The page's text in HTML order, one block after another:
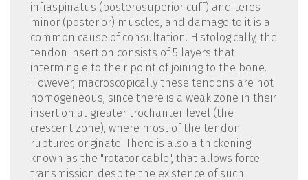
infraspinatus (posterosuperior cuff) and teres
minor (posterior) muscles, and damage to it is a
common cause of consultation. Histologically, the
tendon insertion consists of 5 layers that
intermingle to their point of joining to the bone.
However, macroscopically these tendons are not
homogeneous, since there is a weak zone in their
insertion at greater trochanter level (the
crescent zone), where most of the tendon
ruptures originate. There is also a thickening
known as the "rotator cable", that allows force
transmission despite the existence of such